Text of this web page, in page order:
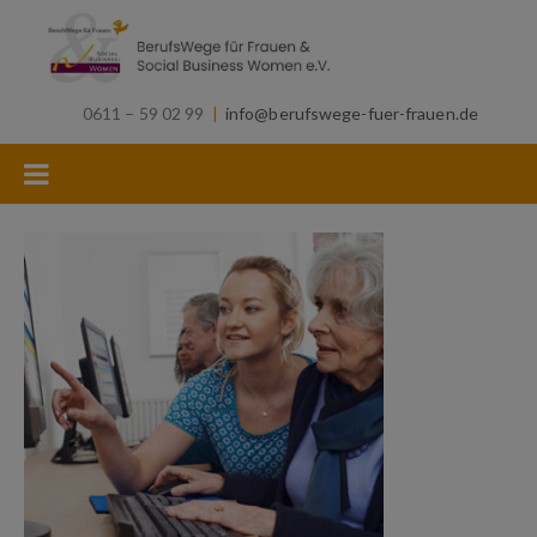
0611 – 59 02 99 | info@berufswege-fuer-frauen.de